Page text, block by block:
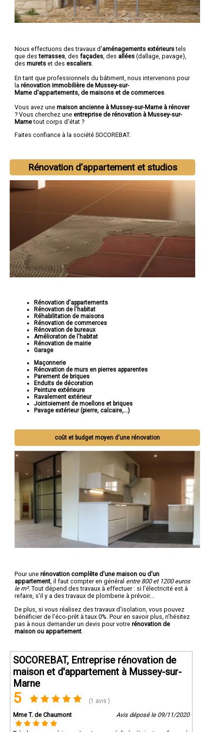
Nous effectuons des travaux d'aménagements extérieurstels
que desterrasses , des façades , des allées (dallage, pavage),
des murets et des escaliers
En tant que professionnels du bâtiment, nous intervenons pour
la rénovation immobilière de Mussey-sur-
Marne d'appartements, de maisons et de commerces
Vous avez une maison ancienne à Mussey-sur-Marne à rénover
? Vous cherchez une entreprise de rénovation à Mussey-sur-
Marnetout corps d'état ?
Faites confiance à la société SOCOREBAT.
Rénovation d’appartement et studios
Rénovation d'appartements
Rénovation de l'habitat
Réhabilitation de maisons
Rénovation de commerces
Rénovation de bureaux
Amélioraton de l'habitat
Rénovation de mairie
Garage
Maçonnerie
Rénovation de murs en pierres apparentes
Parement de briques
Enduits de décoration
Peinture extérieure
Ravalement extérieur
Jointoiement de moellons et briques
Pavage extérieur (pierre, calcaire,...)
coût et budget moyen d'une rénovation
Pour une rénovation complête d'une maison ou d'un
appartement , il faut compter en général entre 800 et 1200 euros
le m². Tout dépend des travaux à effectuer : si l'électricité est à
refaire, s'il y a des travaux de plomberie à prévoir...
De plus, si vous réalisez des travaux d'isolation, vous pouvez
bénéficier de l'éco-prêt à taux 0%. Pour en savoir plus, n'hésitez
pas à nous demander un devis pour votre rénovation de
maison ou appartement
SOCOREBAT, Entreprise rénovation de
maison et d'appartement à Mussey-sur-
Marne
5 (1 avis )
Mme T. de Chaumont Avis déposé le 09/11/2020